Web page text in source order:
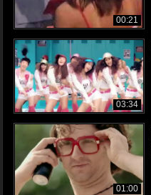
00:21
03:34
01:00